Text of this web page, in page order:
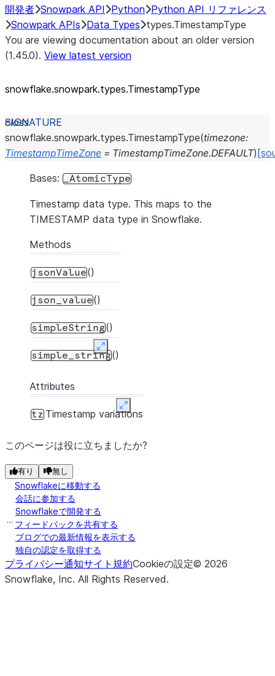
開発者 Snowpark API Python Python API リファレンス
Snowpark APIs Data Types types.TimestampType
You are viewing documentation about an older version
(1.45.0). View latest version
snowflake.snowpark.types.TimestampType
class
snowflake.snowpark.types.TimestampType(timezone:
TimestampTimeZone = TimestampTimeZone.DEFAULT)
Bases: _AtomicType
Timestamp data type. This maps to the
TIMESTAMP data type in Snowflake.
Methods
jsonValue()
json_value()
simpleString()
simple_string()
Expand
Attributes
tz Timestamp variations
Expand
このページは役に立ちましたか?
有り 無し
Snowflakeに移動する
会話に参加する
Snowflakeで開発する
フィードバックを共有する
ブログでの最新情報を表示する
独自の認定を取得する
プライバシー通知サイト規約Cookieの設定© 2026
Snowflake, Inc. All Rights Reserved.